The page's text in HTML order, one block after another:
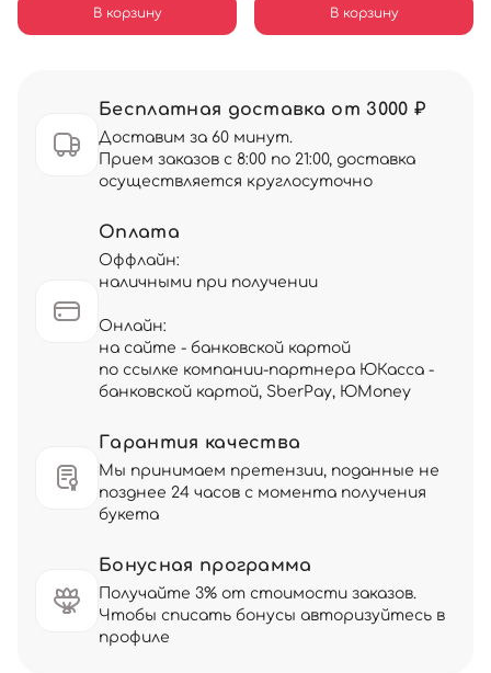
В корзину В корзину
Бесплатная доставка от 3000 ₽
Доставим за 60 минут.
Прием заказов с 8:00 по 21:00, доставка
осуществляется круглосуточно
Оплата
Оффлайн:
наличными при получении
Онлайн:
на сайте - банковской картой
по ссылке компании-партнера ЮКасса -
банковской картой, SberPay, ЮMoney
Гарантия качества
Мы принимаем претензии, поданные не
позднее 24 часов с момента получения
букета
Бонусная программа
Получайте 3% от стоимости заказов.
Чтобы списать бонусы авторизуйтесь в
профиле